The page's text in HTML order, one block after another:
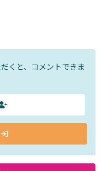
くと、コメントできま